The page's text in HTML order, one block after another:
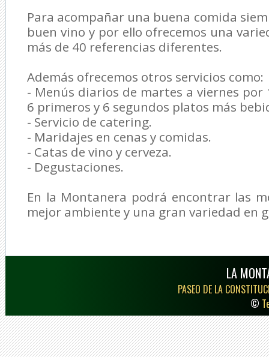
Para acompañar una buena comida
buen vino y por ello ofrecemos una
más de 40 referencias diferentes.
Además ofrecemos otros servicios como:
- Menús diarios de martes a viernes por
6 primeros y 6 segundos platos más
- Servicio de catering.
- Maridajes en cenas y comidas.
- Catas de vino y cerveza.
- Degustaciones.
En la Montanera podrá encontrar las
mejor ambiente y una gran variedad en
LA
PASEO DE LA
©